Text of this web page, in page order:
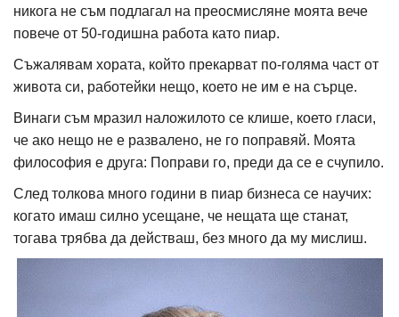
никога не съм подлагал на преосмисляне моята вече
повече от 50-годишна работа като пиар.
Съжалявам хората, който прекарват по-голяма част от
живота си, работейки нещо, което не им е на сърце.
Винаги съм мразил наложилото се клише, което гласи,
че ако нещо не е развалено, не го поправяй. Моята
философия е друга: Поправи го, преди да се е счупило.
След толкова много години в пиар бизнеса се научих:
когато имаш силно усещане, че нещата ще станат,
тогава трябва да действаш, без много да му мислиш.